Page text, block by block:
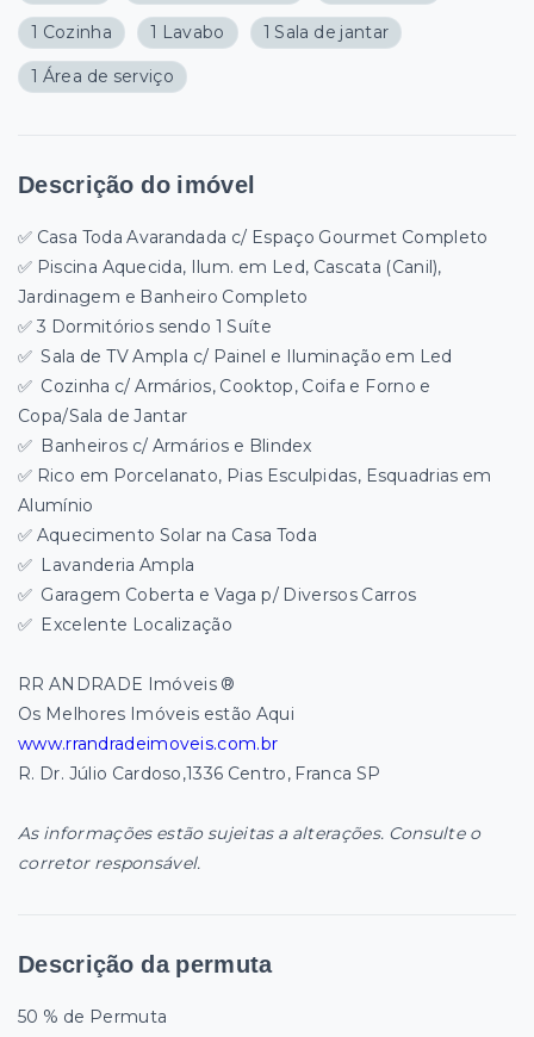
1 Cozinha 1 Lavabo 1 Sala de jantar
1 Área de serviço
Descrição do imóvel
✅ Casa Toda Avarandada c/ Espaço Gourmet Completo
✅ Piscina Aquecida, Ilum. em Led, Cascata (Canil),
Jardinagem e Banheiro Completo
✅ 3 Dormitórios sendo 1 Suíte
✅ Sala de TV Ampla c/ Painel e Iluminação em Led
✅ Cozinha c/ Armários, Cooktop, Coifa e Forno e
Copa/Sala de Jantar
✅ Banheiros c/ Armários e Blindex
✅ Rico em Porcelanato, Pias Esculpidas, Esquadrias em
Alumínio
✅ Aquecimento Solar na Casa Toda
✅ Lavanderia Ampla
✅ Garagem Coberta e Vaga p/ Diversos Carros
✅ Excelente Localização
RR ANDRADE Imóveis ®
Os Melhores Imóveis estão Aqui
www.rrandradeimoveis.com.br
R. Dr. Júlio Cardoso,1336 Centro, Franca SP
As informações estão sujeitas a alterações. Consulte o
corretor responsável.
Descrição da permuta
50 % de Permuta